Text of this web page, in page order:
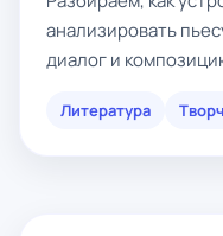
анализировать
диалог и
Литература